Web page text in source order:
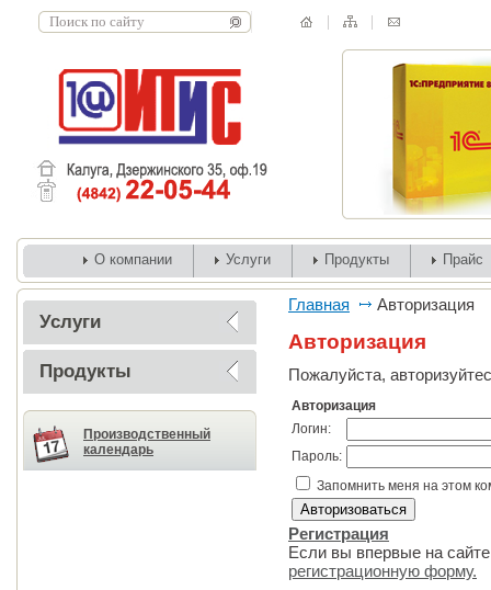
О компании Услуги Продукты Прайс
Услуги
Продукты
Производственный
календарь
Главная Авторизация
Авторизация
Пожалуйста,
Авторизация
Логин:
Пароль:
Запомнить меня на этом
Регистрация
Если вы впервые на
регистрационную форму.